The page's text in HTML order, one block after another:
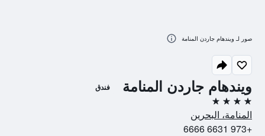
ويندهام جاردن المنامة فندق
4 نجوم
المنامة، البحرين
+973 6631 6666
صور لـ ويندهام جاردن المنامة